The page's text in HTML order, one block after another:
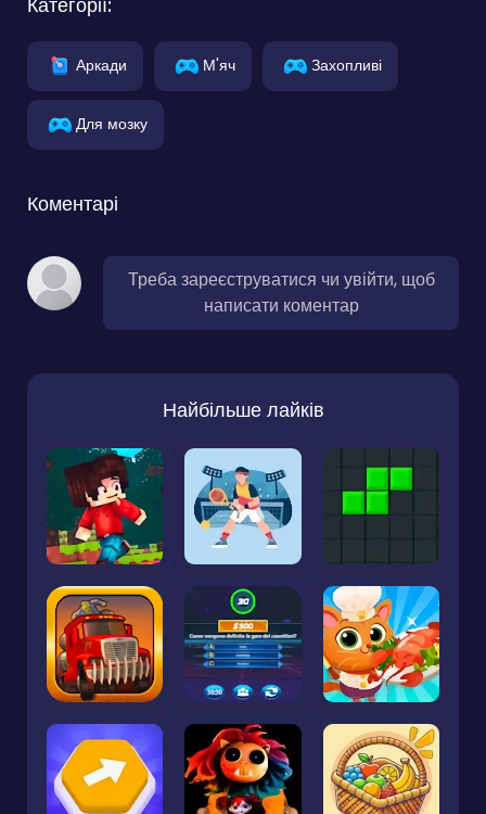
Аркади М'яч Захопливі
Для мозку
Коментарі
Треба зареєструватися чи увійти, щоб
написати коментар
Найбільше лайків